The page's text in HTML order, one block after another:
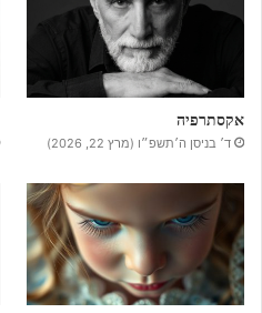
אקסתרפיה
ד׳ בניסן ה׳תשפ״ו (מרץ 22, 2026)